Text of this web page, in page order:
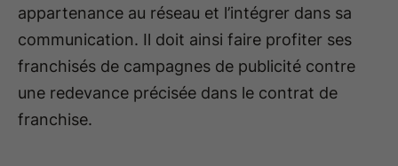
appartenance au réseau et l’intégrer dans sa
communication. Il doit ainsi faire profiter ses
franchisés de campagnes de publicité contre
une redevance précisée dans le contrat de
franchise.